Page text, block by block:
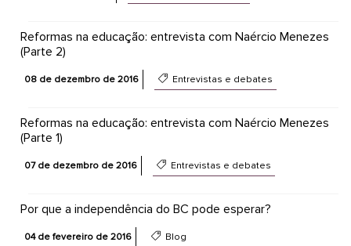
Reformas na educação: entrevista com Naércio Menezes
(Parte 2)
08 de dezembro de 2016 Entrevistas e debates
Reformas na educação: entrevista com Naércio Menezes
(Parte 1)
07 de dezembro de 2016 Entrevistas e debates
Por que a independência do BC pode esperar?
04 de fevereiro de 2016 Blog